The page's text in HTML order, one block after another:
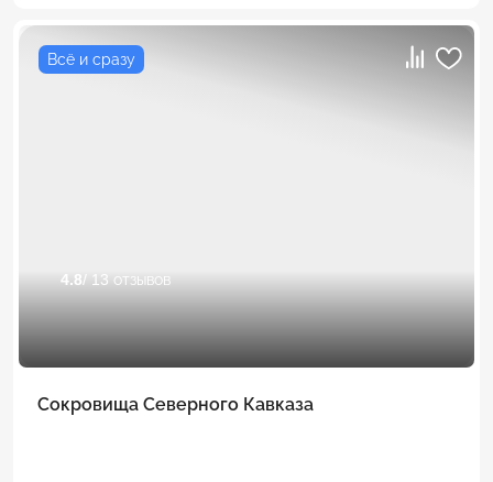
Всё и сразу
4.8/ 13 отзывов
Сокровища Северного Кавказа